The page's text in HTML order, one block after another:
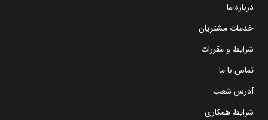
درباره ما
خدمات مشتریان
شرایط و مقررات
تماس با ما
آدرس شعب
شرایط همکاری